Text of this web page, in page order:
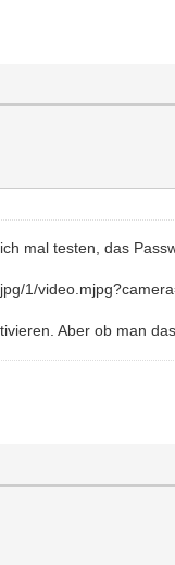
mal testen, das
1/
Aber ob man